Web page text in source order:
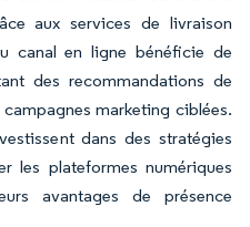
aux services de livraison
canal en ligne bénéficie de
des recommandations de
marketing ciblées.
dans des stratégies
les plateformes numériques
avantages de présence